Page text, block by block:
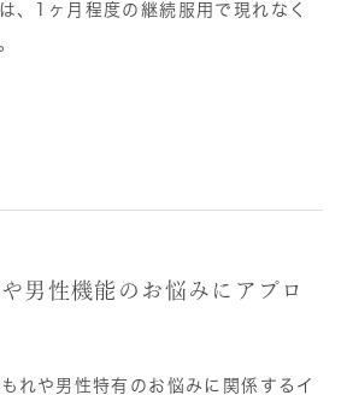
、1ヶ月程度の継続服用で現れなく
男性機能のお悩みにアプロ
れや男性特有のお悩みに関係するイ